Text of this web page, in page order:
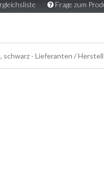
Frage zum
schwarz - Lieferanten /